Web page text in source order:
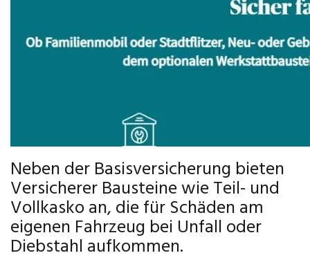
Neben der Basisversicherung bieten
Versicherer Bausteine wie Teil- und
Vollkasko an, die für Schäden am
eigenen Fahrzeug bei Unfall oder
Diebstahl aufkommen.